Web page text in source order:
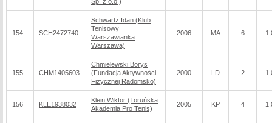
154 SCH2472740
Schwartz Idan (Klub
Tenisowy
Warszawianka
Warszawa)
2006 MA 6
155 CHM1405603
Chmielewski Borys
(Fundacja Aktywności
Fizycznej Radomsko)
2000 LD 2
156 KLE1938032
Klein Wiktor (Toruńska
Akademia Pro Tenis)
2005 KP 4